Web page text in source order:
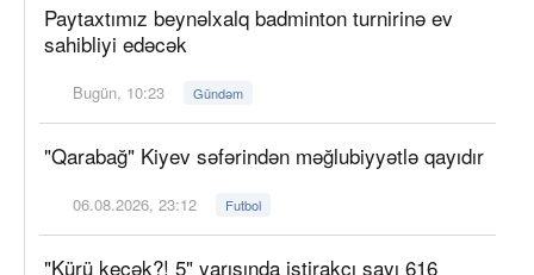
Paytaxtımız beynəlxalq badminton turnirinə ev
sahibliyi edəcək
Bugün, 10:23 Gündəm
"Qarabağ" Kiyev səfərindən məğlubiyyətlə qayıdır
06.08.2026, 23:12 Futbol
"Kürü keçək?! 5" yarışında iştirakçı sayı 616